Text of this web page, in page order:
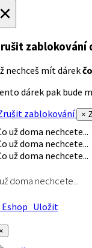
zablokování
nechceš mít dárek
dárek pak bude
zablokování
×
doma nechcete...
Uložit